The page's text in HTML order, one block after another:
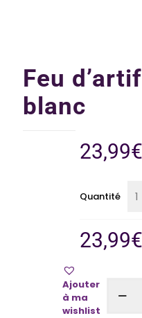
Feu
blanc
23,99€
Quantité
23,99€
Ajouter
à ma
wishlist